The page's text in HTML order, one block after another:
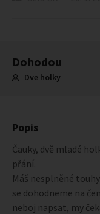
Dohodou
Dve holky
Popis
Čauky, dvě mladé
přání.
Máš nesplněné
se dohodneme na
neboj napsat, my